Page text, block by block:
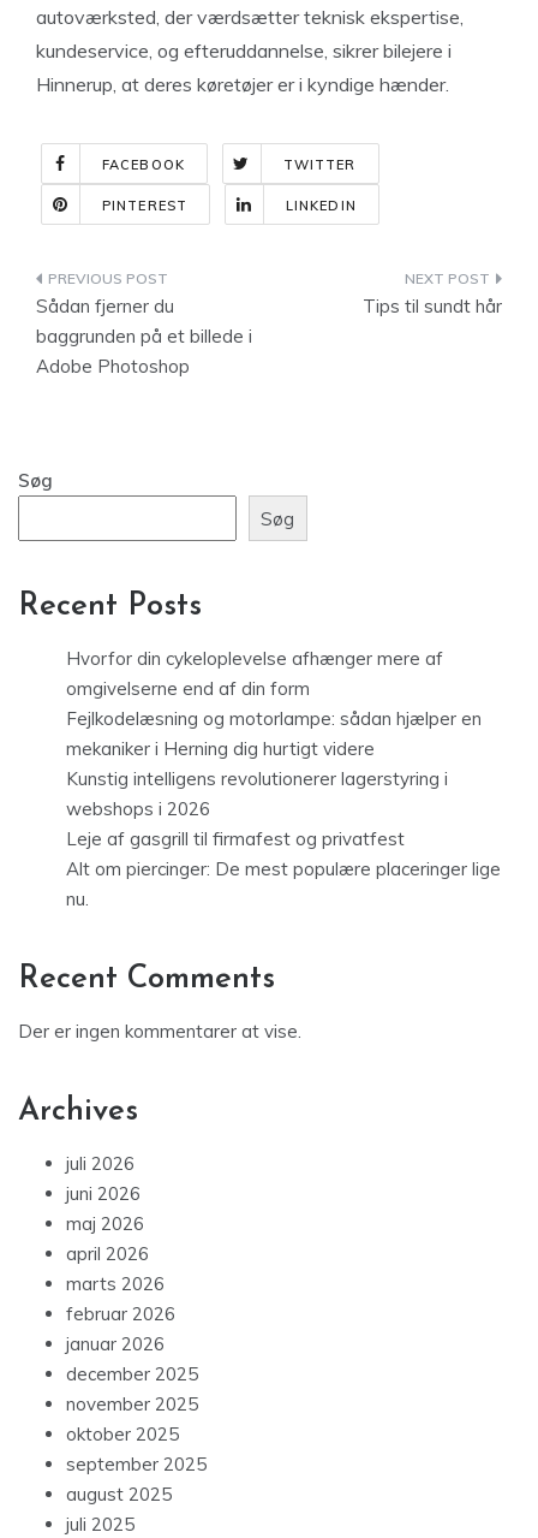
autoværksted, der værdsætter teknisk ekspertise,
kundeservice, og efteruddannelse, sikrer bilejere i
Hinnerup, at deres køretøjer er i kyndige hænder.
FACEBOOK TWITTER
PINTEREST LINKEDIN
Indlægsnavigation
Sådan fjerner du
baggrunden på et billede i
Adobe Photoshop
Tips til sundt hår
Søg
Søg
Recent Posts
Hvorfor din cykeloplevelse afhænger mere af
omgivelserne end af din form
Fejlkodelæsning og motorlampe: sådan hjælper en
mekaniker i Herning dig hurtigt videre
Kunstig intelligens revolutionerer lagerstyring i
webshops i 2026
Leje af gasgrill til firmafest og privatfest
Alt om piercinger: De mest populære placeringer lige
nu.
Recent Comments
Der er ingen kommentarer at vise.
Archives
juli 2026
juni 2026
maj 2026
april 2026
marts 2026
februar 2026
januar 2026
december 2025
november 2025
oktober 2025
september 2025
august 2025
juli 2025